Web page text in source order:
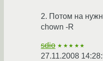
2. Потом на
chown -R
sdio ★★★★★
27.11.2008